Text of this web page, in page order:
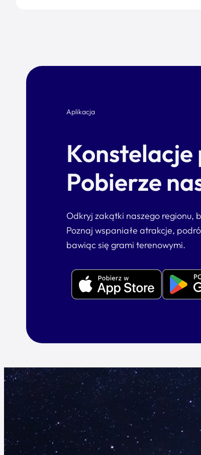
Aplikacja
Konstelacje
Pobierze
Odkryj zakątki naszego regionu,
Poznaj wspaniałe atrakcje,
bawiąc się grami terenowymi.